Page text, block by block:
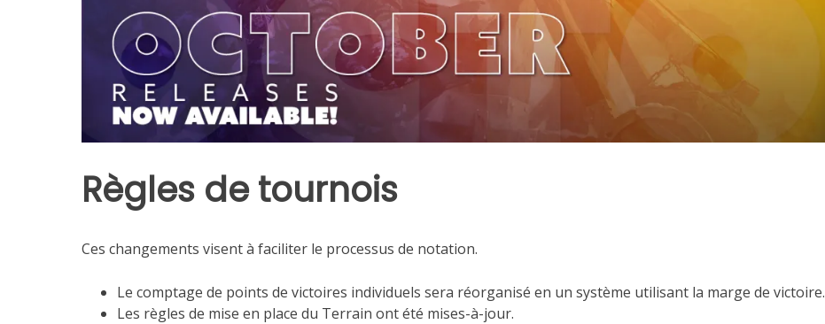
Règles de tournois
Ces changements visent à faciliter le processus de notation.
Le comptage de points de victoires individuels sera réorganisé en un système utilisant la marge de victoire.
Les règles de mise en place du Terrain ont été mises-à-jour.